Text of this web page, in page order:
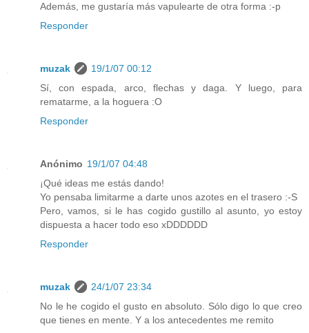
Además, me gustaría más vapulearte de otra forma :-p
Responder
muzak
19/1/07 00:12
Sí, con espada, arco, flechas y daga. Y luego, para
rematarme, a la hoguera :O
Responder
Anónimo 19/1/07 04:48
¡Qué ideas me estás dando!
Yo pensaba limitarme a darte unos azotes en el trasero :-S
Pero, vamos, si le has cogido gustillo al asunto, yo estoy
dispuesta a hacer todo eso xDDDDDD
Responder
muzak
24/1/07 23:34
No le he cogido el gusto en absoluto. Sólo digo lo que creo
que tienes en mente. Y a los antecedentes me remito